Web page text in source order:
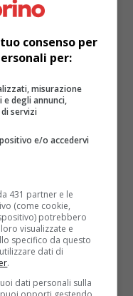
nel
di
fa
significativa nel
del 45% rispetto
i piani di Giunta
4 anni fa
consenso per
per:
misurazione
degli annunci,
servizi
e/o accedervi
431 partner e le
(come cookie,
potrebbero
visualizzate e
specifico da questo
dati di
.
dati personali sulla